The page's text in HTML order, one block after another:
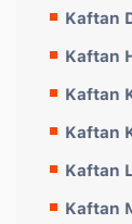
Kaftan
Kaftan
Kaftan
Kaftan
Kaftan
Kaftan